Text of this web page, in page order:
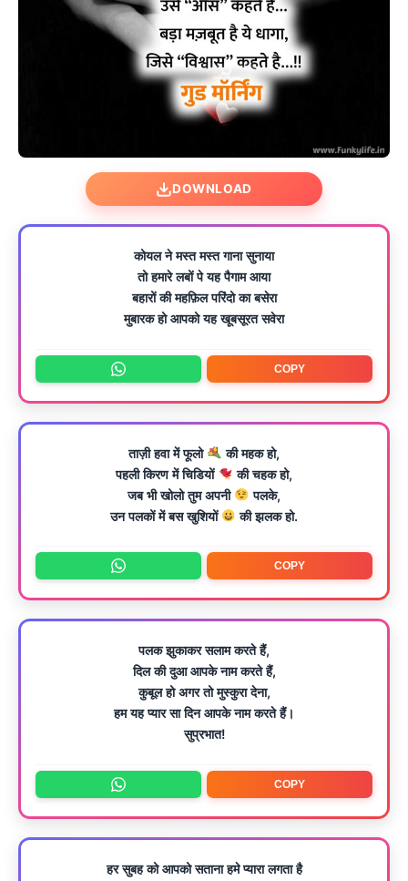
DOWNLOAD
कोयल ने मस्त मस्त गाना सुनाया
तो हमारे लबों पे यह पैगाम आया
बहारों की महफ़िल परिंदो का बसेरा
मुबारक हो आपको यह खूबसूरत सवेरा
COPY
ताज़ी हवा में फूलो
की महक हो,
पहली किरण में चिडियों
की चहक हो,
जब भी खोलो तुम अपनी
पलके,
उन पलकों में बस खुशियों
की झलक हो.
COPY
पलक झुकाकर सलाम करते हैं,
दिल की दुआ आपके नाम करते हैं,
कुबूल हो अगर तो मुस्कुरा देना,
हम यह प्यार सा दिन आपके नाम करते हैं।
सुप्रभात!
COPY
हर सुबह को आपको सताना हमे प्यारा लगता है